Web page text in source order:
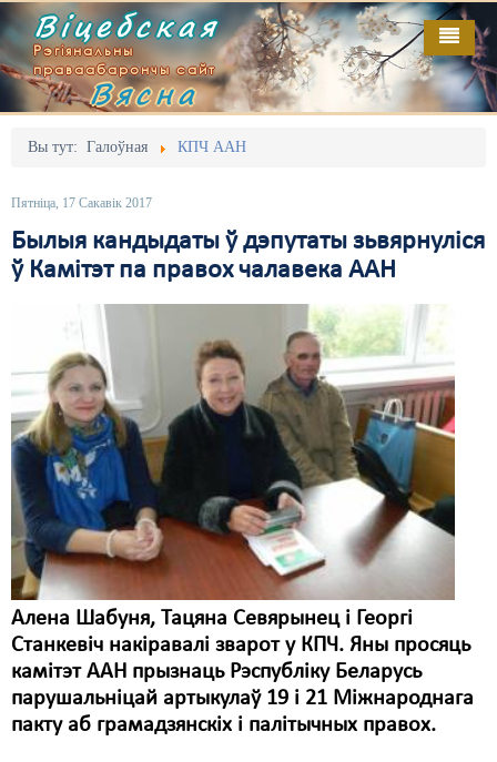
Віцебская
Рэгіянальны
праваабарончы сайт
Вясна
Вы тут: Галоўная КПЧ ААН
Пятніца, 17 Сакавік 2017
Былыя кандыдаты ў дэпутаты зьвярнуліся
ў Камітэт па правох чалавека ААН
Алена Шабуня, Тацяна Севярынец і Георгі
Станкевіч накіравалі зварот у КПЧ. Яны просяць
камітэт ААН прызнаць Рэспубліку Беларусь
парушальніцай артыкулаў 19 і 21 Міжнароднага
пакту аб грамадзянскіх і палітычных правох.
Галоўная
Адміністрацыйны перасьлед
Безбар'ернае асяродзьдзе
Выбары
Грамадзянскія ініцыятывы
Дзяржава
Дыскрымінацыя
Затрыманьні
Карная псыхіятрыя
КПЧ ААН
Культурныя правы
Мігранты
Мірныя сходы
Выданьні
Кантакт
Пра нас